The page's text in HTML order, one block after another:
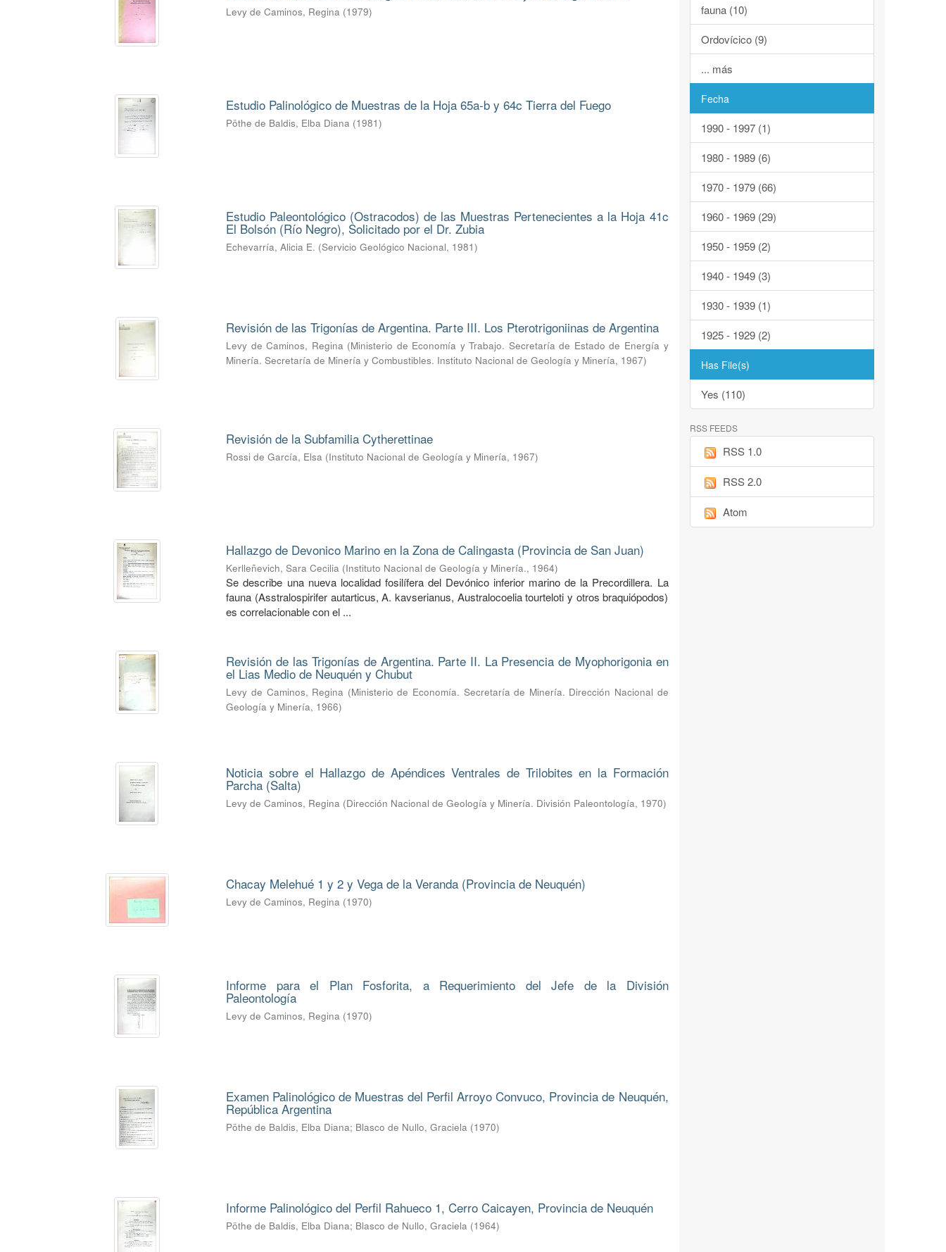
Levy de Caminos, Regina (1979)
Estudio Palinológico de Muestras de la Hoja 65a-b y 64c Tierra del Fuego
Pöthe de Baldis, Elba Diana (1981)
Estudio Paleontológico (Ostracodos) de las Muestras Pertenecientes a la Hoja 41c
El Bolsón (Río Negro), Solicitado por el Dr. Zubia
Echevarría, Alicia E. (Servicio Geológico Nacional, 1981)
Revisión de las Trigonías de Argentina. Parte III. Los Pterotrigoniinas de Argentina
Levy de Caminos, Regina (Ministerio de Economía y Trabajo. Secretaría de Estado de Energía y
Minería. Secretaría de Minería y Combustibles. Instituto Nacional de Geología y Minería, 1967)
Revisión de la Subfamilia Cytherettinae
Rossi de García, Elsa (Instituto Nacional de Geología y Minería, 1967)
Hallazgo de Devonico Marino en la Zona de Calingasta (Provincia de San Juan)
Kerlleñevich, Sara Cecilia (Instituto Nacional de Geología y Minería., 1964)
Se describe una nueva localidad fosilífera del Devónico inferior marino de la Precordillera. La
fauna (Asstralospirifer autarticus, A. kavserianus, Australocoelia tourteloti y otros braquiópodos)
es correlacionable con el ...
Revisión de las Trigonías de Argentina. Parte II. La Presencia de Myophorigonia en
el Lias Medio de Neuquén y Chubut
Levy de Caminos, Regina (Ministerio de Economía. Secretaría de Minería. Dirección Nacional de
Geología y Minería, 1966)
Noticia sobre el Hallazgo de Apéndices Ventrales de Trilobites en la Formación
Parcha (Salta)
Levy de Caminos, Regina (Dirección Nacional de Geología y Minería. División Paleontología, 1970)
Chacay Melehué 1 y 2 y Vega de la Veranda (Provincia de Neuquén)
Levy de Caminos, Regina (1970)
Informe para el Plan Fosforita, a Requerimiento del Jefe de la División
Paleontología
Levy de Caminos, Regina (1970)
Examen Palinológico de Muestras del Perfil Arroyo Convuco, Provincia de Neuquén,
República Argentina
Pöthe de Baldis, Elba Diana; Blasco de Nullo, Graciela (1970)
Informe Palinológico del Perfil Rahueco 1, Cerro Caicayen, Provincia de Neuquén
Pöthe de Baldis, Elba Diana; Blasco de Nullo, Graciela (1964)
fauna (10)
Ordovícico (9)
... más
Fecha
1990 - 1997 (1)
1980 - 1989 (6)
1970 - 1979 (66)
1960 - 1969 (29)
1950 - 1959 (2)
1940 - 1949 (3)
1930 - 1939 (1)
1925 - 1929 (2)
Has File(s)
Yes (110)
RSS FEEDS
RSS 1.0
RSS 2.0
Atom